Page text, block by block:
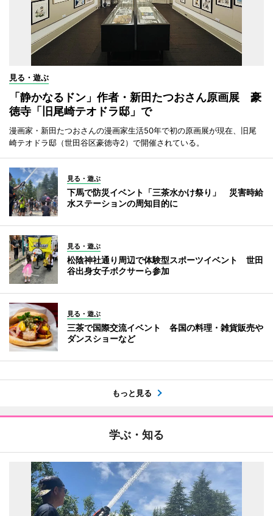
見る・遊ぶ
「静かなるドン」作者・新田たつおさん原画展 豪
徳寺「旧尾崎テオドラ邸」で
漫画家・新田たつおさんの漫画家生活50年で初の原画展が現在、旧尾
崎テオドラ邸（世田谷区豪徳寺2）で開催されている。
見る・遊ぶ
下馬で防災イベント「三茶水かけ祭り」 災害時給
水ステーションの周知目的に
見る・遊ぶ
松陰神社通り周辺で体験型スポーツイベント 世田
谷出身女子ボクサーら参加
見る・遊ぶ
三茶で国際交流イベント 各国の料理・雑貨販売や
ダンスショーなど
もっと見る
学ぶ・知る